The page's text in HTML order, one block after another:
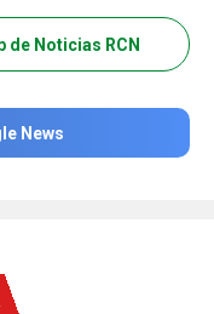
de Noticias RCN
News